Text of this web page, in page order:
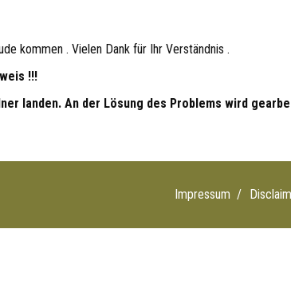
kommen . Vielen Dank für Ihr Verständnis .
!!!
landen. An der Lösung des Problems wird
Impressum